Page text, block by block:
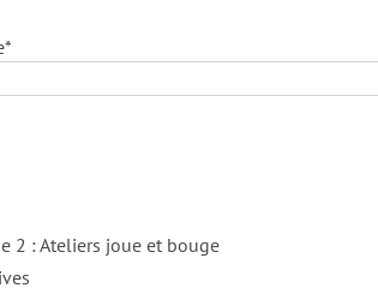
2 : Ateliers joue et bouge